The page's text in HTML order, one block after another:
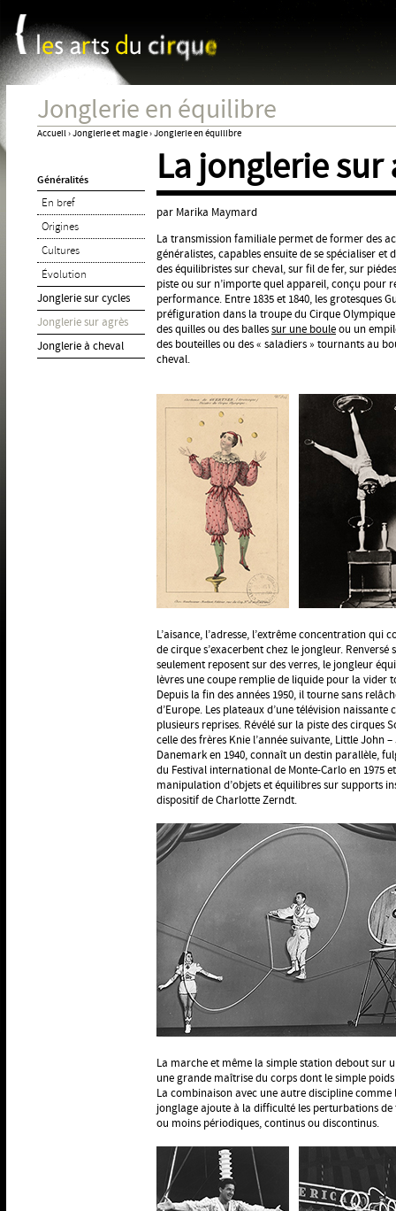
Jonglerie en équilibre
êtes
ici
Accueil›Jonglerie et magie›Jonglerie en équilibre
Généralités
En bref
Origines
Cultures
Évolution
Jonglerie sur cycles
Jonglerie sur agrès
Jonglerie à cheval
La jonglerie sur
par Marika Maymard
La transmission familiale permet de former des
généralistes, capables ensuite de se spécialiser
des équilibristes sur cheval, sur fil de fer, sur
piste ou sur n’importe quel appareil, conçu pour
performance. Entre 1835 et 1840, les grotesques
préfiguration dans la troupe du Cirque
des quilles ou des ballessur une bouleou un
des bouteilles ou des « saladiers » tournants au
cheval.
L’aisance, l’adresse, l’extrême concentration qui
de cirque s’exacerbent chez le jongleur.
seulement reposent sur des verres, le jongleur
lèvres une coupe remplie de liquide pour la vider
Depuis la fin des années 1950, il tourne sans
d’Europe. Les plateaux d’une télévision naissante
plusieurs reprises. Révélé sur la piste des cirques
celle des frères Knie l’année suivante, Little John
Danemark en 1940, connaît un destin parallèle,
du Festival international de Monte-Carlo en 1975
manipulation d’objets et équilibres sur supports
dispositif de Charlotte Zerndt.
La marche et même la simple station debout sur
une grande maîtrise du corps dont le simple
La combinaison avec une autre discipline
jonglage ajoute à la difficulté les perturbations
ou moins périodiques, continus ou discontinus.
Panneau de gestion des cookies